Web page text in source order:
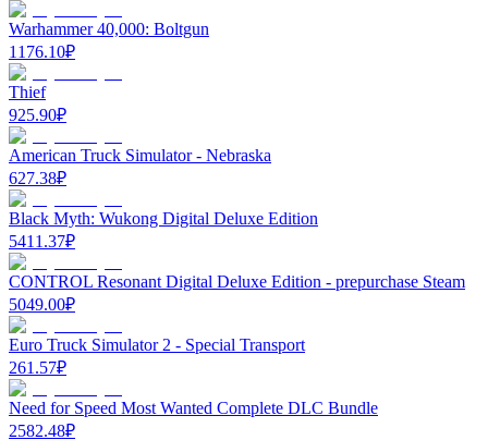
Warhammer 40,000: Boltgun
1176.10₽
Thief
925.90₽
American Truck Simulator - Nebraska
627.38₽
Black Myth: Wukong Digital Deluxe Edition
5411.37₽
CONTROL Resonant Digital Deluxe Edition - prepurchase Steam
5049.00₽
Euro Truck Simulator 2 - Special Transport
261.57₽
Need for Speed Most Wanted Complete DLC Bundle
2582.48₽